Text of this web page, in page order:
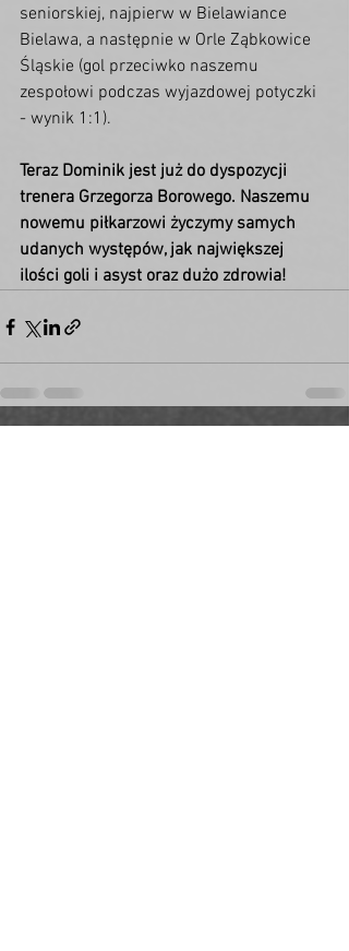
seniorskiej, najpierw w Bielawiance
Bielawa, a następnie w Orle Ząbkowice
Śląskie (gol przeciwko naszemu
zespołowi podczas wyjazdowej potyczki
- wynik 1:1).
Teraz Dominik jest już do dyspozycji
trenera Grzegorza Borowego. Naszemu
nowemu piłkarzowi życzymy samych
udanych występów, jak największej
ilości goli i asyst oraz dużo zdrowia!